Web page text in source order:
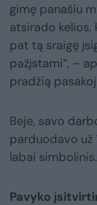
gimę panašiu
atsirado
pat tą sraigę
pažįstami“, –
pradžią
Beje, savo
parduodavo už
labai simbolinis.
Pavyko